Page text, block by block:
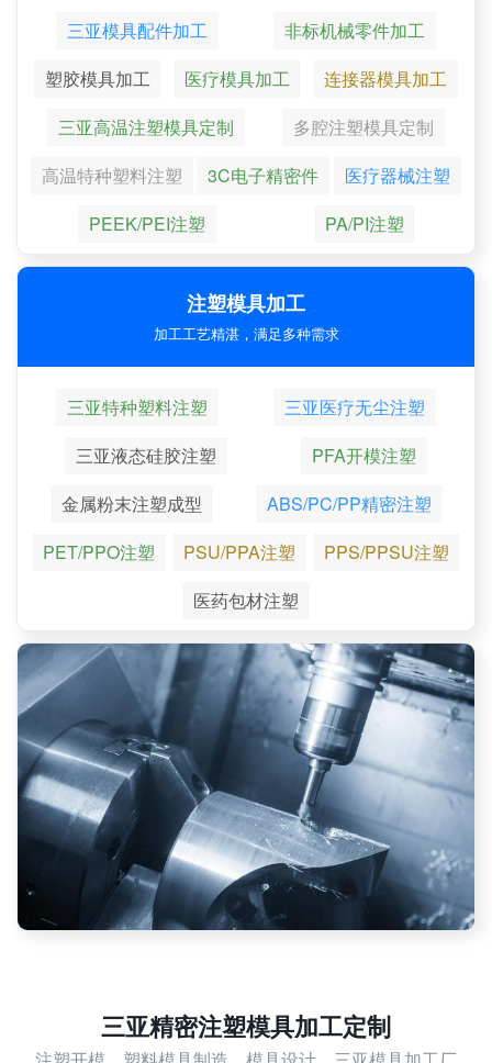
三亚模具配件加工
非标机械零件加工
塑胶模具加工
医疗模具加工
连接器模具加工
三亚高温注塑模具定制
多腔注塑模具定制
高温特种塑料注塑
3C电子精密件
医疗器械注塑
PEEK/PEI注塑
PA/PI注塑
注塑模具加工
加工工艺精湛，满足多种需求
三亚特种塑料注塑
三亚医疗无尘注塑
三亚液态硅胶注塑
PFA开模注塑
金属粉末注塑成型
ABS/PC/PP精密注塑
PET/PPO注塑
PSU/PPA注塑
PPS/PPSU注塑
医药包材注塑
三亚精密注塑模具加工定制